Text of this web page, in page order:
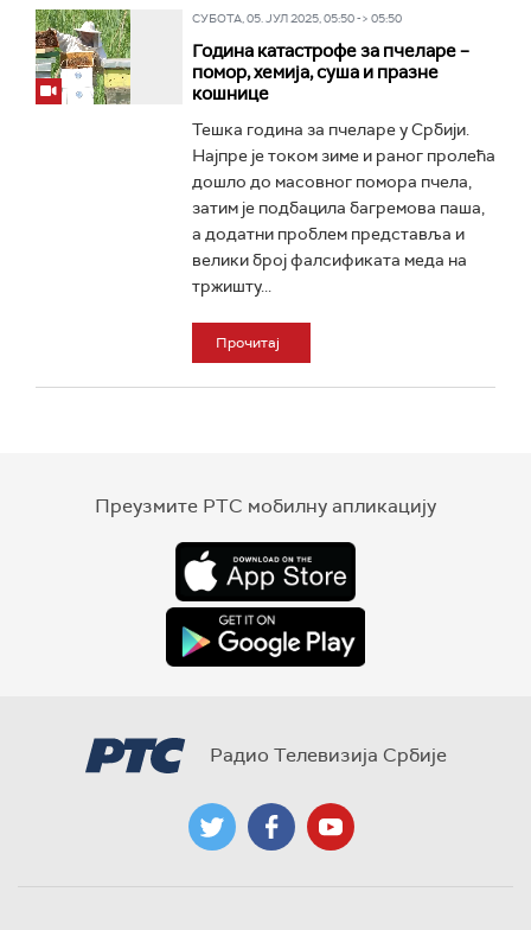
СУБОТА, 05. ЈУЛ 2025, 05:50 -> 05:50
Година катастрофе за пчеларе –
помор, хемија, суша и празне
кошнице
Тешка година за пчеларе у Србији.
Најпре је током зиме и раног пролећа
дошло до масовног помора пчела,
затим је подбацила багремова паша,
а додатни проблем представља и
велики број фалсификата меда на
тржишту...
Прочитај
Преузмите РТС мобилну апликацију
Радио Телевизија Србије